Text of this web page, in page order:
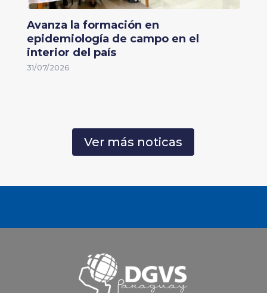
Avanza la formación en
epidemiología de campo en el
interior del país
31/07/2026
Ver más noticas